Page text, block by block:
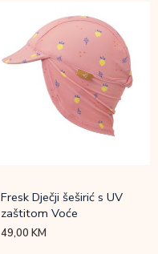
Fresk Dječji šeširić s UV
zaštitom Voće
49,00KM